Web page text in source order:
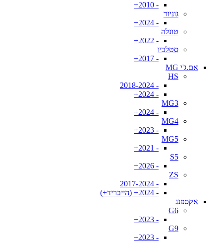
- 2010+
גוניור
- 2024+
טונלה
- 2022+
סטלביו
- 2017+
אם.ג'י MG
HS
- 2018-2024
- 2024+
MG3
- 2024+
MG4
- 2023+
MG5
- 2021+
S5
- 2026+
ZS
- 2017-2024
- 2024+ (הייבריד+)
אקספנג
G6
- 2023+
G9
- 2023+